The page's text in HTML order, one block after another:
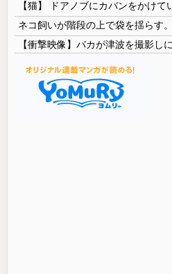
【衝撃映像】バカが津波を撮影し